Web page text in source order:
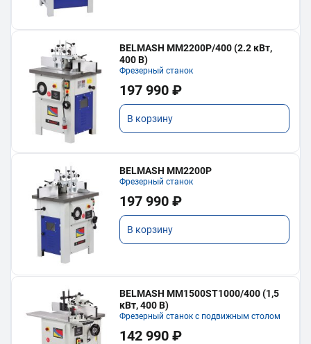
BELMASH MM2200P/400 (2.2 кВт,
400 В)
Фрезерный станок
197 990 ₽
В корзину
BELMASH MM2200P
Фрезерный станок
197 990 ₽
В корзину
BELMASH MM1500ST1000/400 (1,5
кВт, 400 В)
Фрезерный станок с подвижным столом
142 990 ₽